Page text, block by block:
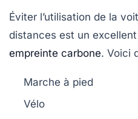
Éviter l’utilisation de la
distances est un
empreinte carbone. Voici
Marche à pied
Vélo